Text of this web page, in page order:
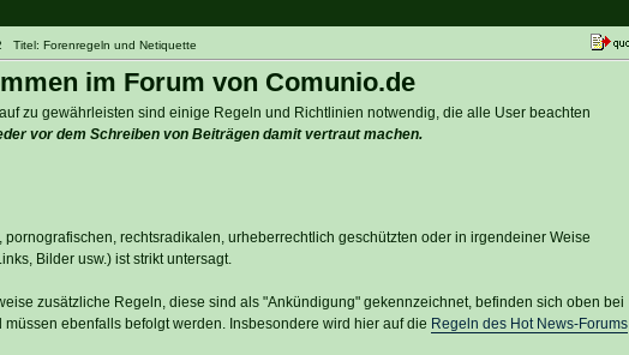
Titel: Forenregeln und Netiquette
im Forum von Comunio.de
zu gewährleisten sind einige Regeln und Richtlinien notwendig, die alle User beachten
vor dem Schreiben von Beiträgen damit vertraut machen.
pornografischen, rechtsradikalen, urheberrechtlich geschützten oder in irgendeiner Weise
Bilder usw.) ist strikt untersagt.
zusätzliche Regeln, diese sind als "Ankündigung" gekennzeichnet, befinden sich oben bei
müssen ebenfalls befolgt werden. Insbesondere wird hier auf die Regeln des Hot News-Forums